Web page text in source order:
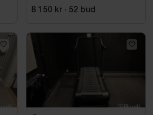
8 150 kr · 52 bud